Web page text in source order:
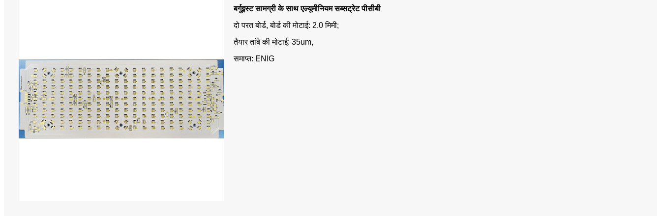
बर्गुइस्ट सामग्री के साथ एल्यूमीनियम सब्सट्रेट पीसीबी
दो परत बोर्ड, बोर्ड की मोटाई: 2.0 मिमी;
तैयार तांबे की मोटाई: 35um,
समाप्त: ENIG